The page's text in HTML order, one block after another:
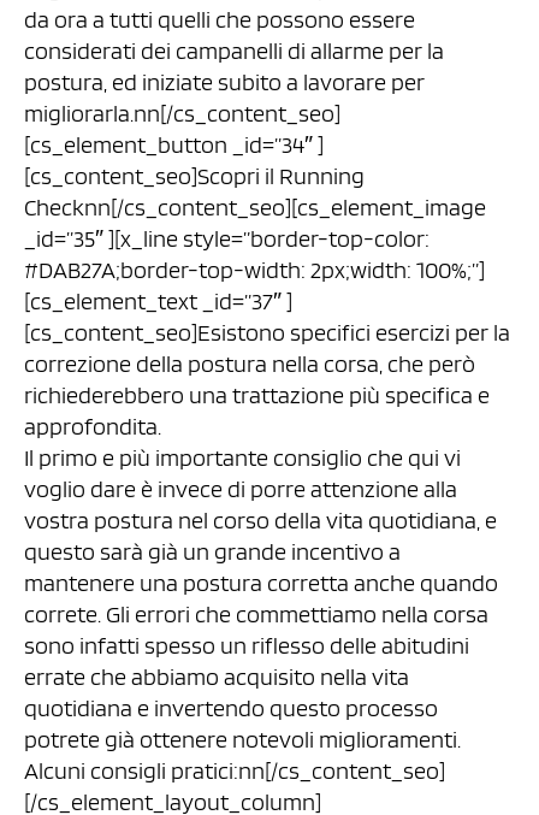
da ora a tutti quelli che possono essere
considerati dei campanelli di allarme per la
postura, ed iniziate subito a lavorare per
migliorarla.nn[/cs_content_seo]
[cs_element_button _id=”34″ ]
[cs_content_seo]Scopri il Running
Checknn[/cs_content_seo][cs_element_image
_id=”35″ ][x_line style=”border-top-color:
#DAB27A;border-top-width: 2px;width: 100%;”]
[cs_element_text _id=”37″ ]
[cs_content_seo]Esistono specifici esercizi per la
correzione della postura nella corsa, che però
richiederebbero una trattazione più specifica e
approfondita.
Il primo e più importante consiglio che qui vi
voglio dare è invece di porre attenzione alla
vostra postura nel corso della vita quotidiana, e
questo sarà già un grande incentivo a
mantenere una postura corretta anche quando
correte. Gli errori che commettiamo nella corsa
sono infatti spesso un riflesso delle abitudini
errate che abbiamo acquisito nella vita
quotidiana e invertendo questo processo
potrete già ottenere notevoli miglioramenti.
Alcuni consigli pratici:nn[/cs_content_seo]
[/cs_element_layout_column]